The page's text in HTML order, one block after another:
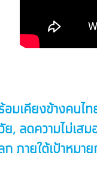
อมเคียงข้างคน
ลดความไม่เสม
ก ภายใต้เป้าห